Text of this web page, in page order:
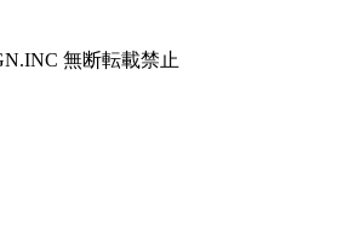
無断転載禁止